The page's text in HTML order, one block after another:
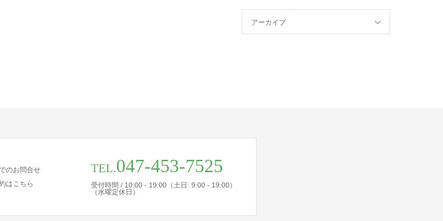
アーカイブ
のお問合せ
はこちら
TEL.047-453-7525
受付時間 / 10:00 - 19:00（土日: 9:00 - 19:00）
（水曜定休日）